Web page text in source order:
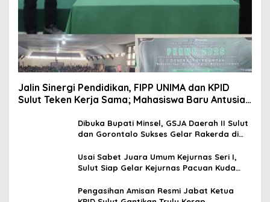
Jalin Sinergi Pendidikan, FIPP UNIMA dan KPID
Sulut Teken Kerja Sama; Mahasiswa Baru Antusias
Dibuka Bupati Minsel, GSJA Daerah II Sulut
dan Gorontalo Sukses Gelar Rakerda di
Usai Sabet Juara Umum Kejurnas Seri I,
Sulut Siap Gelar Kejurnas Pacuan Kuda
Pengasihan Amisan Resmi Jabat Ketua